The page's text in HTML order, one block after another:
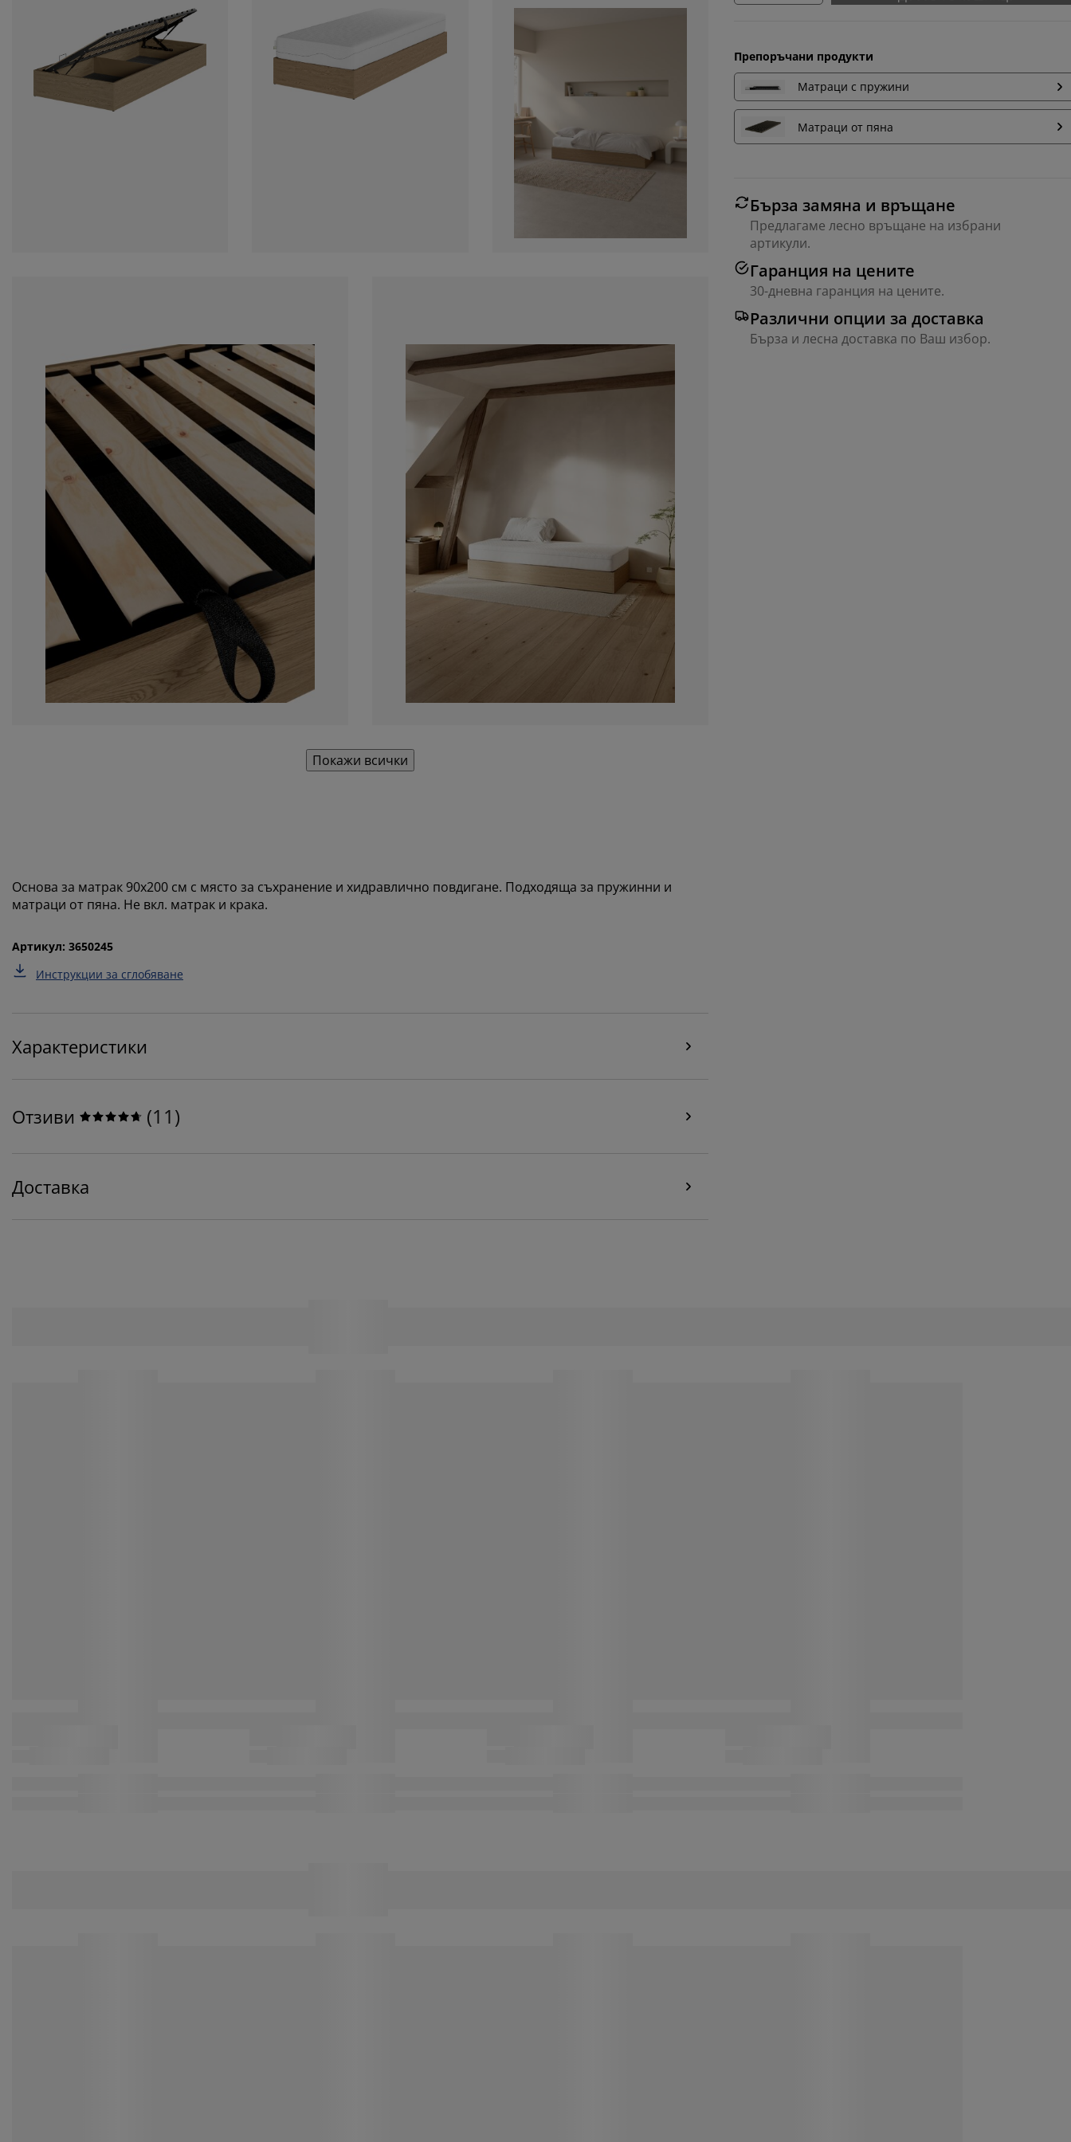
Покажи всички
Препоръчани продукти
Матраци с пружини
Матраци от пяна
Бърза замяна и връщане
Предлагаме лесно връщане на избрани
артикули.
Гаранция на цените
30-дневна гаранция на цените.
Различни опции за доставка
Бърза и лесна доставка по Ваш избор.
Основа за матрак 90х200 см с място за съхранение и хидравлично повдигане. Подходяща за пружинни и
матраци от пяна. Не вкл. матрак и крака.
Артикул: 3650245
Инструкции за сглобяване
Характеристики
Отзиви (11)
Доставка